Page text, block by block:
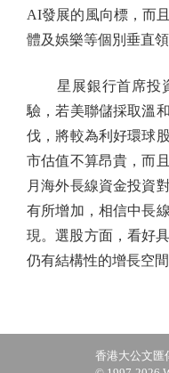
AI發展的風向標，而
體及娛樂等個別垂直
星展銀行首席投資
驗，若美聯儲採取溫
伐，將較為利好環球
市估值不算昂貴，而
月海外長線資金投資
有所增加，相信中長
現。選股方面，看好
仍有結構性的增長空間
香港大公文匯